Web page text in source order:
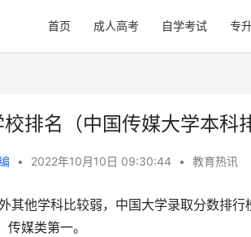
首页 成人高考 自学考试 专
排名（中国传媒大学本科
• 2022年10月10日 09:30:44 • 教育热讯
其他学科比较弱，中国大学录取分数排
传媒类第一。